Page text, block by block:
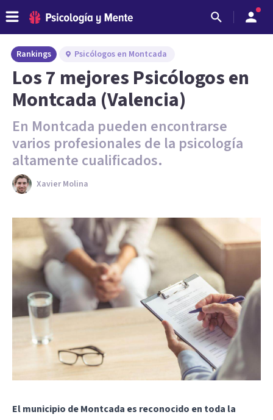
Rankings Psicólogos en Montcada
Los 7 mejores Psicólogos en
Montcada (Valencia)
En Montcada pueden encontrarse
varios profesionales de la psicología
altamente cualificados.
Xavier Molina
El municipio de Montcada es reconocido en toda la